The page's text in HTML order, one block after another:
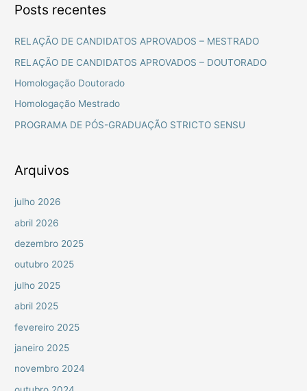
q
u
r
p
r
Posts recentes
RELAÇÃO DE CANDIDATOS APROVADOS – MESTRADO
RELAÇÃO DE CANDIDATOS APROVADOS – DOUTORADO
Homologação Doutorado
Homologação Mestrado
PROGRAMA DE PÓS-GRADUAÇÃO STRICTO SENSU
Arquivos
julho 2026
abril 2026
dezembro 2025
outubro 2025
julho 2025
abril 2025
fevereiro 2025
janeiro 2025
novembro 2024